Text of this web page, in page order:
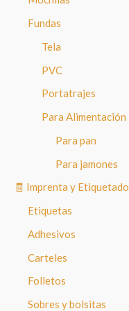
Fundas
Tela
PVC
Portatrajes
Para Alimentación
Para pan
Para jamones
🧾 Imprenta y Etiquetado
Etiquetas
Adhesivos
Carteles
Folletos
Sobres y bolsitas